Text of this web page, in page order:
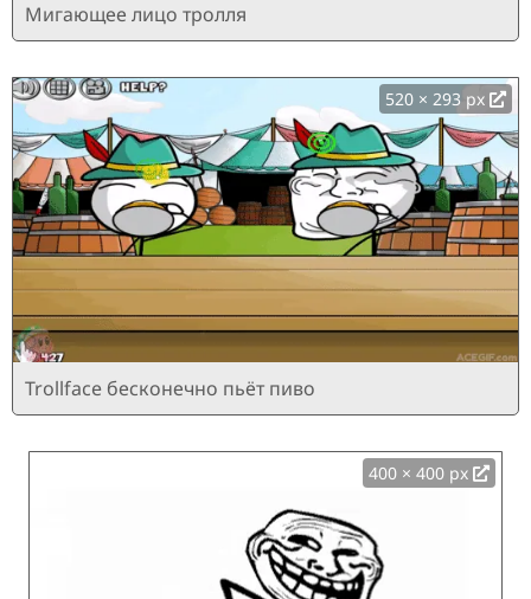
Мигающее лицо тролля
520 × 293 px
Trollface бесконечно пьёт пиво
400 × 400 px